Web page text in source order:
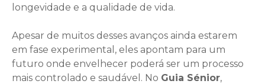
longevidade e a qualidade de vida.
Apesar de muitos desses avanços ainda estarem
em fase experimental, eles apontam para um
futuro onde envelhecer poderá ser um processo
mais controlado e saudável. No Guia Sénior,